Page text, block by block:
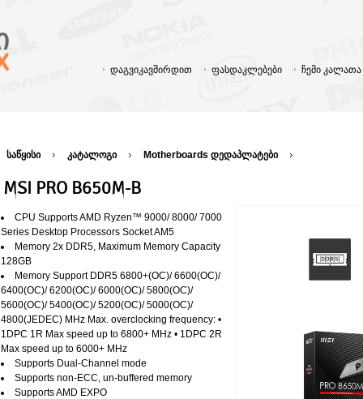
ჩემი კალათა
ფასდაკლებები
დაგვიკავშირდით
საწყისი კატალოგი Motherboards დედაპლატები
MSI PRO B650M-B
CPU Supports AMD Ryzen™ 9000/ 8000/ 7000
Series Desktop Processors Socket AM5
Memory 2x DDR5, Maximum Memory Capacity
128GB
Memory Support DDR5 6800+(OC)/ 6600(OC)/
6400(OC)/ 6200(OC)/ 6000(OC)/ 5800(OC)/
5600(OC)/ 5400(OC)/ 5200(OC)/ 5000(OC)/
4800(JEDEC) MHz Max. overclocking frequency: •
1DPC 1R Max speed up to 6800+ MHz • 1DPC 2R
Max speed up to 6000+ MHz
Supports Dual-Channel mode
Supports non-ECC, un-buffered memory
Supports AMD EXPO